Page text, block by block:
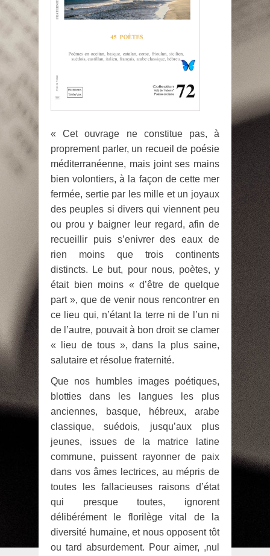
« Cet ouvrage ne constitue pas, à
proprement parler, un recueil de poésie
méditerranéenne, mais joint ses mains
bien volontiers, à la façon de cette mer
fermée, sertie par les mille et un joyaux
des peuples si divers qui viennent peu
ou prou y baigner leur regard, afin de
recueillir puis s’enivrer des eaux de
rien moins que trois continents
distincts. Le but, pour nous, poètes, y
était bien moins « d’être de quelque
part », que de venir nous rencontrer en
ce lieu qui, n’étant la terre ni de l’un ni
de l’autre, pouvait à bon droit se clamer
« lieu de tous », dans la plus saine,
salutaire et résolue fraternité.
Que nos humbles images poétiques,
blotties dans les langues les plus
anciennes, basque, hébreux, arabe
classique, suédois, jusqu’aux plus
jeunes, issues de la matrice latine
commune, puissent rayonner de paix
dans vos âmes lectrices, au mépris de
toutes les fallacieuses raisons d’état
qui presque toutes, ignorent
délibérément le florilège vital de la
diversité humaine, et nous opposent tôt
ou tard absurdement. Pour aimer, ,nul